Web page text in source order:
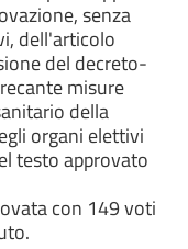
senza
dell'articolo
del decreto-
misure
della
organi elettivi
testo approvato
con 149 voti